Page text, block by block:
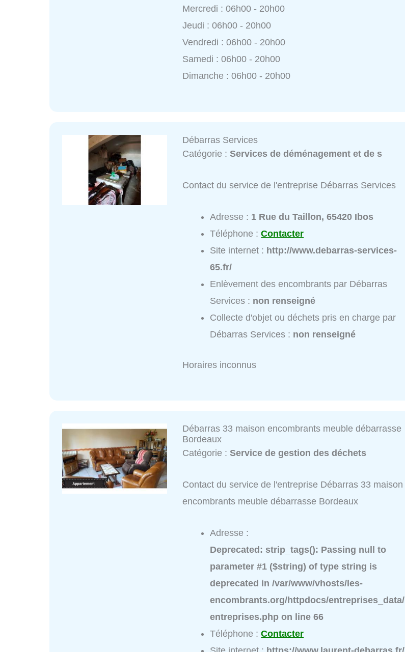
Mercredi : 06h00 - 20h00
Jeudi : 06h00 - 20h00
Vendredi : 06h00 - 20h00
Samedi : 06h00 - 20h00
Dimanche : 06h00 - 20h00
Débarras Services
Catégorie :Services de déménagement et de s
Contact du service de l'entreprise Débarras Services
Adresse : 1 Rue du Taillon, 65420 Ibos
Téléphone :Contacter
Site internet : http://www.debarras-services-
65.fr/
Enlèvement des encombrants par Débarras
Services : non renseigné
Collecte d'objet ou déchets pris en charge par
Débarras Services : non renseigné
Horaires inconnus
Débarras 33 maison encombrants meuble débarrasse
Bordeaux
Catégorie :Service de gestion des déchets
Contact du service de l'entreprise Débarras 33 maison
encombrants meuble débarrasse Bordeaux
Adresse :
Deprecated: strip_tags(): Passing null to
parameter #1 ($string) of type string is
deprecated in/var/www/vhosts/les-
encombrants.org/httpdocs/entreprises_data/
entreprises.php on line66
Téléphone :Contacter